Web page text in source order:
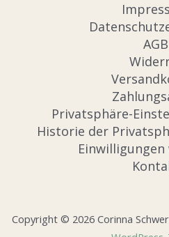
AGB
Privatsphäre-
Historie der
Copyright © 2026 Corinna